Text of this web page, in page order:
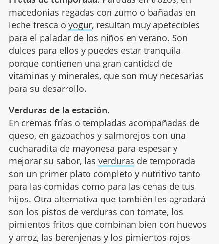
macedonias regadas con zumo o bañadas en
leche fresca o yogur, resultan muy apetecibles
para el paladar de los niños en verano. Son
dulces para ellos y puedes estar tranquila
porque contienen una gran cantidad de
vitaminas y minerales, que son muy necesarias
para su desarrollo.
Verduras de la estación.
En cremas frías o templadas acompañadas de
queso, en gazpachos y salmorejos con una
cucharadita de mayonesa para espesar y
mejorar su sabor, las verduras de temporada
son un primer plato completo y nutritivo tanto
para las comidas como para las cenas de tus
hijos. Otra alternativa que también les agradará
son los pistos de verduras con tomate, los
pimientos fritos que combinan bien con huevos
y arroz, las berenjenas y los pimientos rojos